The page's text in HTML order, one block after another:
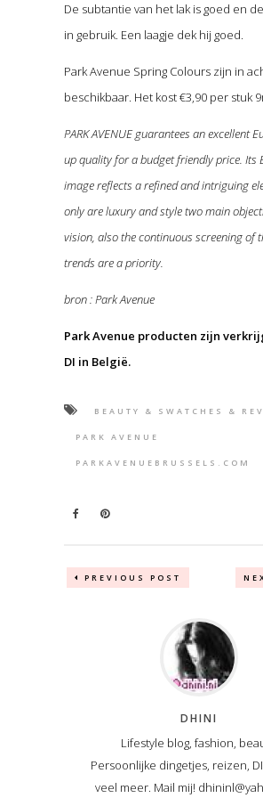
De subtantie van het lak is goed en
in gebruik. Een laagje dek hij goed.
Park Avenue Spring Colours zijn in
beschikbaar. Het kost €3,90 per stuk
PARK AVENUE guarantees an excellent
up quality for a budget friendly price. Its
image reflects a refined and intriguing
only are luxury and style two main
vision, also the continuous screening of
trends are a priority.
bron : Park Avenue
Park Avenue producten zijn
DI in België.
BEAUTY & SWATCHES &
PARK AVENUE
PARKAVENUEBRUSSELS.COM
PREVIOUS POST
DHINI
Lifestyle blog, fashion,
Persoonlijke dingetjes, reizen,
veel meer. Mail mij!